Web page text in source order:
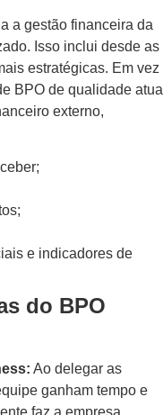
a gestão financeira da
Isso inclui desde as
estratégicas. Em vez
BPO de qualidade atua
externo,
e indicadores de
do BPO
Ao delegar as
ganham tempo e